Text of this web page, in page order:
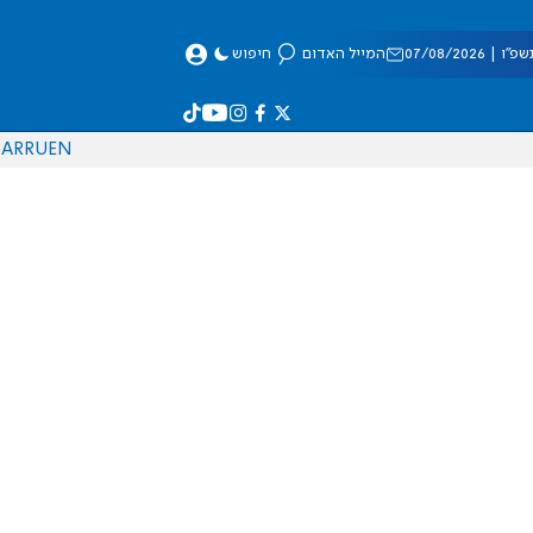
08/2026 המייל האדום חיפוש
EN
RU
AR